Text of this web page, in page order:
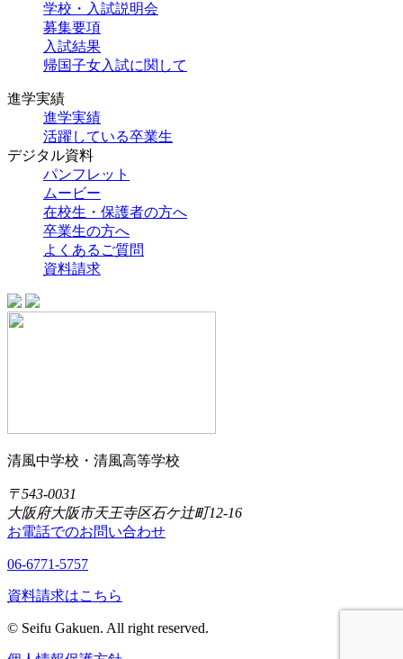
学校・入試説明会
募集要項
入試結果
帰国子女入試に関して
進学実績
進学実績
活躍している卒業生
デジタル資料
パンフレット
ムービー
在校生・保護者の方へ
卒業生の方へ
よくあるご質問
資料請求
清風中学校・清風高等学校
〒543-0031
大阪府大阪市天王寺区石ケ辻町12-16
お電話でのお問い合わせ
06-6771-5757
資料請求はこちら
© Seifu Gakuen. All right reserved.